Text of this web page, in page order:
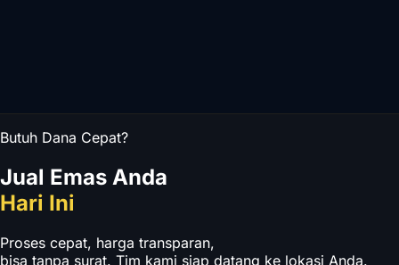
Butuh Dana Cepat?
Jual Emas Anda
Hari Ini
Proses cepat, harga transparan,
bisa tanpa surat. Tim kami siap datang ke lokasi Anda.